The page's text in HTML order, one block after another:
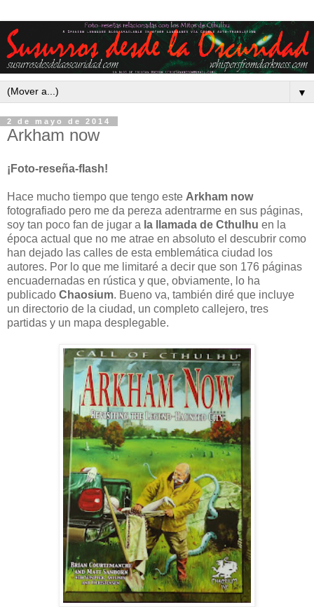
▼
2 de mayo de 2014
Arkham now
¡Foto-reseña-flash!
Hace mucho tiempo que tengo este Arkham now
fotografiado pero me da pereza adentrarme en sus páginas,
soy tan poco fan de jugar a la llamada de Cthulhu en la
época actual que no me atrae en absoluto el descubrir como
han dejado las calles de esta emblemática ciudad los
autores. Por lo que me limitaré a decir que son 176 páginas
encuadernadas en rústica y que, obviamente, lo ha
publicado Chaosium. Bueno va, también diré que incluye
un directorio de la ciudad, un completo callejero, tres
partidas y un mapa desplegable.